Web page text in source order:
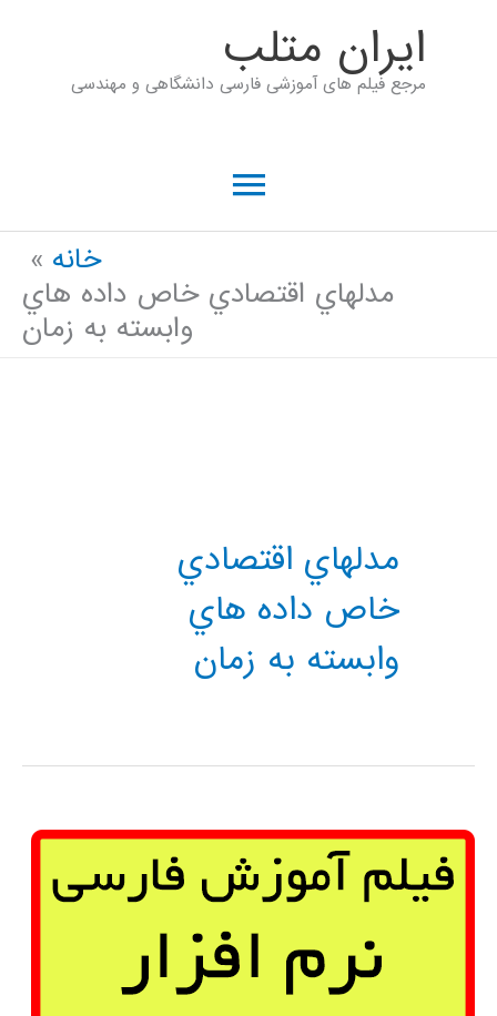
ايران متلب
مرجع فیلم های آموزشی فارسی دانشگاهی و مهندسی
فهرست
خانه
مدلهاي اقتصادي خاص داده هاي
وابسته به زمان
مدلهاي اقتصادي
خاص داده هاي
وابسته به زمان